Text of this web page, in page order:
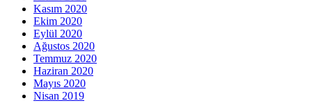
Kasım 2020
Ekim 2020
Eylül 2020
Ağustos 2020
Temmuz 2020
Haziran 2020
Mayıs 2020
Nisan 2019